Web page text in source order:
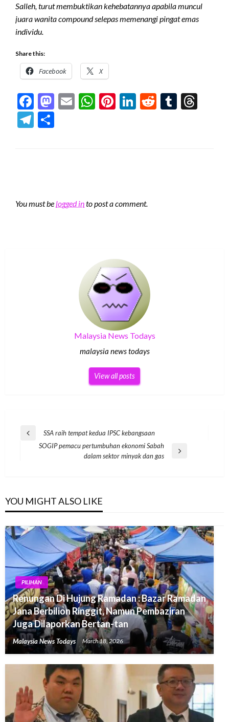
Salleh, turut membuktikan kehebatannya apabila muncul
juara wanita compound selepas memenangi pingat emas
individu.
Share this:
Facebook X
Facebook
Mastodon
EmailWhatsApp
Pinterest
LinkedIn
RedditTumblr
Telegram
You must be logged into post a comment.
Malaysia News Todays
malaysia news todays
View all posts
Post
navigation
Previous
SSA raih tempat kedua IPSC kebangsaan
SOGIP pemacu pertumbuhan ekonomi Sabah
dalam sektor minyak dan gas
YOU MIGHT ALSO LIKE
PILIHAN
Renungan Di Hujung Ramadan : Bazar Ramadan
Jana Berbilion Ringgit, Namun Pembaziran
Juga Dilaporkan Bertan-tan
Malaysia News Todays March 18, 2026